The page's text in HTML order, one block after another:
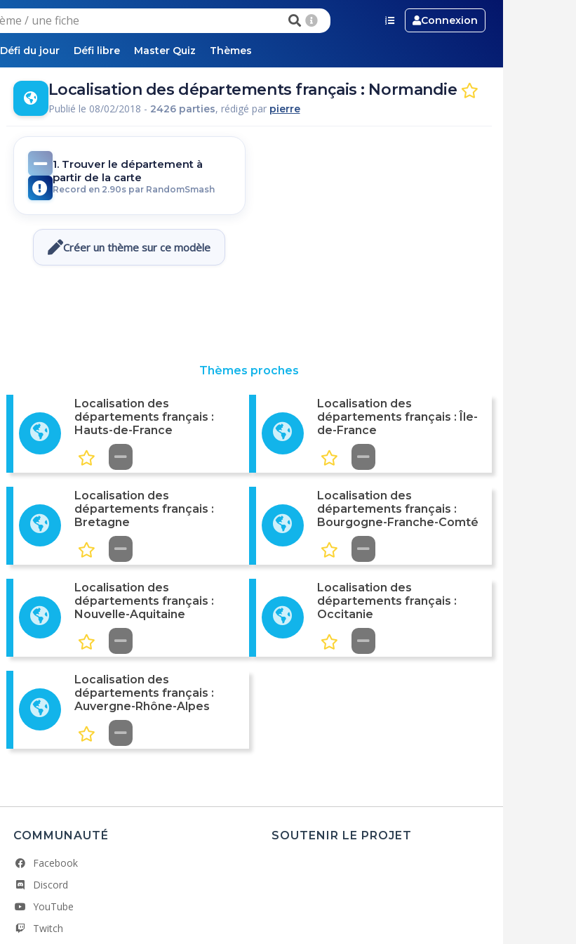
Connexion
Défi du jour Défi libre Master Quiz Thèmes
Localisation des départements français : Normandie
Publié le 08/02/2018 - 2426 parties, rédigé par pierre
1. Trouver le département à
partir de la carte
Record en 2.90s par RandomSmash
Créer un thème sur ce modèle
Thèmes proches
Localisation des
départements français :
Hauts-de-France
Localisation des
départements français : Île-
de-France
Localisation des
départements français :
Bretagne
Localisation des
départements français :
Bourgogne-Franche-Comté
Localisation des
départements français :
Nouvelle-Aquitaine
Localisation des
départements français :
Occitanie
Localisation des
départements français :
Auvergne-Rhône-Alpes
COMMUNAUTÉ
Facebook
Discord
YouTube
Twitch
SOUTENIR LE PROJET